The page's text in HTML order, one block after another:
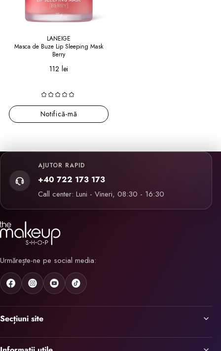
LANEIGE
Masca de Buze Lip Sleeping Mask
Berry
112 lei
Notifică-mă
AJUTOR RAPID
+40 722 173 173
Call center: Luni - Vineri, 08:30 - 16:30
Urmărește-ne pe social media:
Secțiuni site